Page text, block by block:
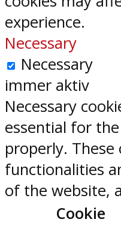
experience.
Necessary
Necessary
immer aktiv
Necessary
essential for
properly. These
functionalities
of the website,
Cookie